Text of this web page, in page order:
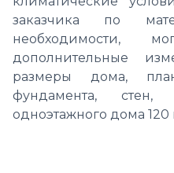
заказчика по
необходимости,
дополнительные
размеры дома,
фундамента, стен,
одноэтажного дома 120